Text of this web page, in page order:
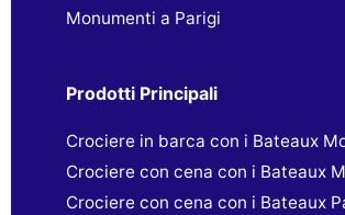
Monumenti a Parigi
Prodotti Principali
Crociere in barca con i Bateaux
Crociere con cena con i Bateaux
Crociere con cena con i Bateaux